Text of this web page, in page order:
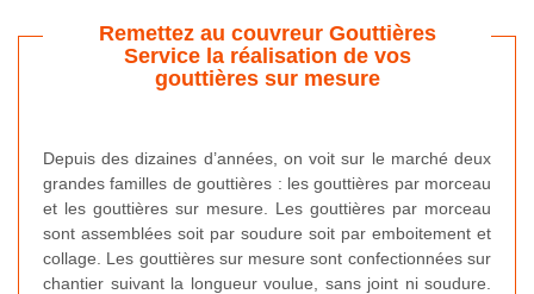
Remettez au couvreur Gouttières
Service la réalisation de vos
gouttières sur mesure
Depuis des dizaines d’années, on voit sur le marché deux
grandes familles de gouttières : les gouttières par morceau
et les gouttières sur mesure. Les gouttières par morceau
sont assemblées soit par soudure soit par emboitement et
collage. Les gouttières sur mesure sont confectionnées sur
chantier suivant la longueur voulue, sans joint ni soudure.